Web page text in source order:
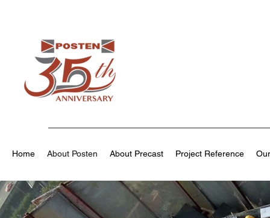
Home About Posten About Precast Project Reference